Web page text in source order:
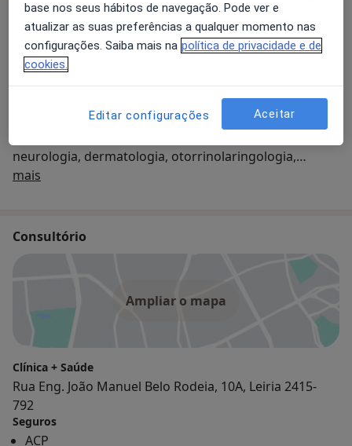
Sobre nós
A Clínica Mais Saúde é uma clínica localizada em Leiria
que se dedica à prática de especialidades Médicas e
(crianças, adolescentes e adultos), neuropsicologia,
psiquiatria, intervenção familiar, terapia de casal,
neurologia, dermatologia, otorrinolaringologia,
sexologia entre outras.
mais
Consultório
Ampliar o mapa
Clínica + Saúde
Rua Eng. João Manuel Belo Rodeia, 10A, Leiria 2415-
792
Seguros
ACP
base nos seus hábitos de navegação. Pode ver e
atualizar as suas preferências a qualquer momento nas
configurações. Saiba mais na política de privacidade e de
cookies.
Editar configurações Aceitar